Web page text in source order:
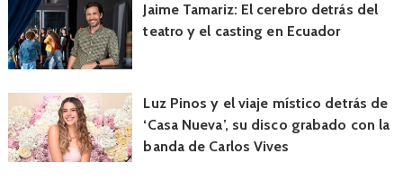
Jaime Tamariz: El cerebro detrás del
teatro y el casting en Ecuador
Luz Pinos y el viaje místico detrás de
‘Casa Nueva’, su disco grabado con la
banda de Carlos Vives